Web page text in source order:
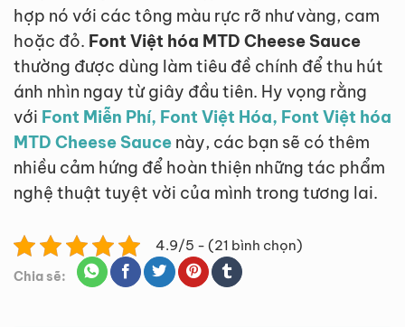
hợp nó với các tông màu rực rỡ như vàng, cam
hoặc đỏ. Font Việt hóa MTD Cheese Sauce
thường được dùng làm tiêu đề chính để thu hút
ánh nhìn ngay từ giây đầu tiên. Hy vọng rằng
với Font Miễn Phí, Font Việt Hóa, Font Việt hóa
MTD Cheese Sauce này, các bạn sẽ có thêm
nhiều cảm hứng để hoàn thiện những tác phẩm
nghệ thuật tuyệt vời của mình trong tương lai.
4.9/5 - (21 bình chọn)
Chia sẽ: